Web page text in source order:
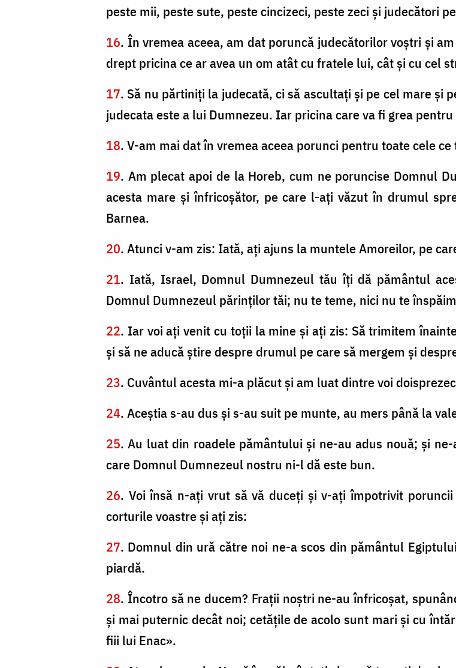
peste mii, peste sute, peste cincizeci, peste zeci şi judecători
16. În vremea aceea, am dat poruncă judecătorilor voştri şi
drept pricina ce ar avea un om atât cu fratele lui, cât şi cu cel
17. Să nu părtiniţi la judecată, ci să ascultaţi şi pe cel mare şi
judecata este a lui Dumnezeu. Iar pricina care va fi grea
18. V-am mai dat în vremea aceea porunci pentru toate cele
19. Am plecat apoi de la Horeb, cum ne poruncise Domnul
acesta mare şi înfricoşător, pe care l-aţi văzut în drumul
Barnea.
20. Atunci v-am zis: Iată, aţi ajuns la muntele Amoreilor, pe
21. Iată, Israel, Domnul Dumnezeul tău îţi dă pământul
Domnul Dumnezeul părinţilor tăi; nu te teme, nici nu te
22. Iar voi aţi venit cu toţii la mine şi aţi zis: Să trimitem
şi să ne aducă ştire despre drumul pe care să mergem şi
23. Cuvântul acesta mi-a plăcut şi am luat dintre voi
24. Aceştia s-au dus şi s-au suit pe munte, au mers până la
25. Au luat din roadele pământului şi ne-au adus nouă; şi
care Domnul Dumnezeul nostru ni-l dă este bun.
26. Voi însă n-aţi vrut să vă duceţi şi v-aţi împotrivit
corturile voastre şi aţi zis:
27. Domnul din ură către noi ne-a scos din pământul
piardă.
28. Încotro să ne ducem? Fraţii noştri ne-au înfricoşat,
şi mai puternic decât noi; cetăţile de acolo sunt mari şi cu
fiii lui Enac».